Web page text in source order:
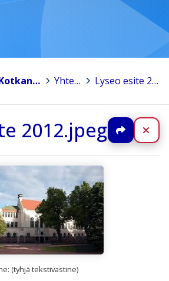
Kotkan aikuislukio > Yhteystiedot Lyseo esite 2012.jpeg
2012.jpeg Jaa
(tyhjä tekstivastine)